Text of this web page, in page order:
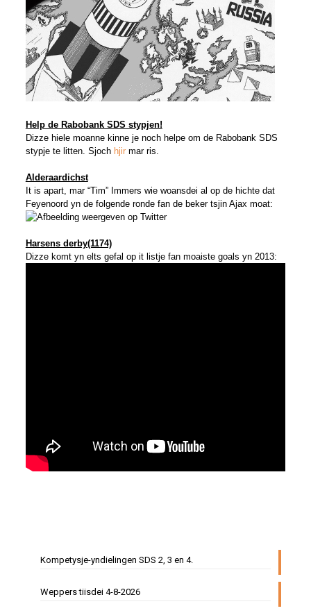
Help de Rabobank SDS stypjen!
Dizze hiele moanne kinne je noch helpe om de Rabobank SDS
stypje te litten. Sjoch hjirmar ris.
Alderaardichst
It is apart, mar “Tim” Immers wie woansdei al op de hichte dat
Feyenoord yn de folgende ronde fan de beker tsjin Ajax moat:
Harsens derby(1174)
Dizze komt yn elts gefal op it listje fan moaiste goals yn 2013:
Kompetysje-yndielingen SDS 2, 3 en 4.
Weppers tiisdei 4-8-2026